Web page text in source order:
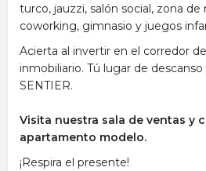
turco, jauzzi, salón social, zona
coworking, gimnasio y juegos
Acierta al invertir en el corredor
inmobiliario. Tú lugar de
SENTIER.
Visita nuestra sala de ventas y
apartamento modelo.
¡Respira el presente!